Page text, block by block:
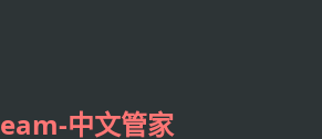
中文管家